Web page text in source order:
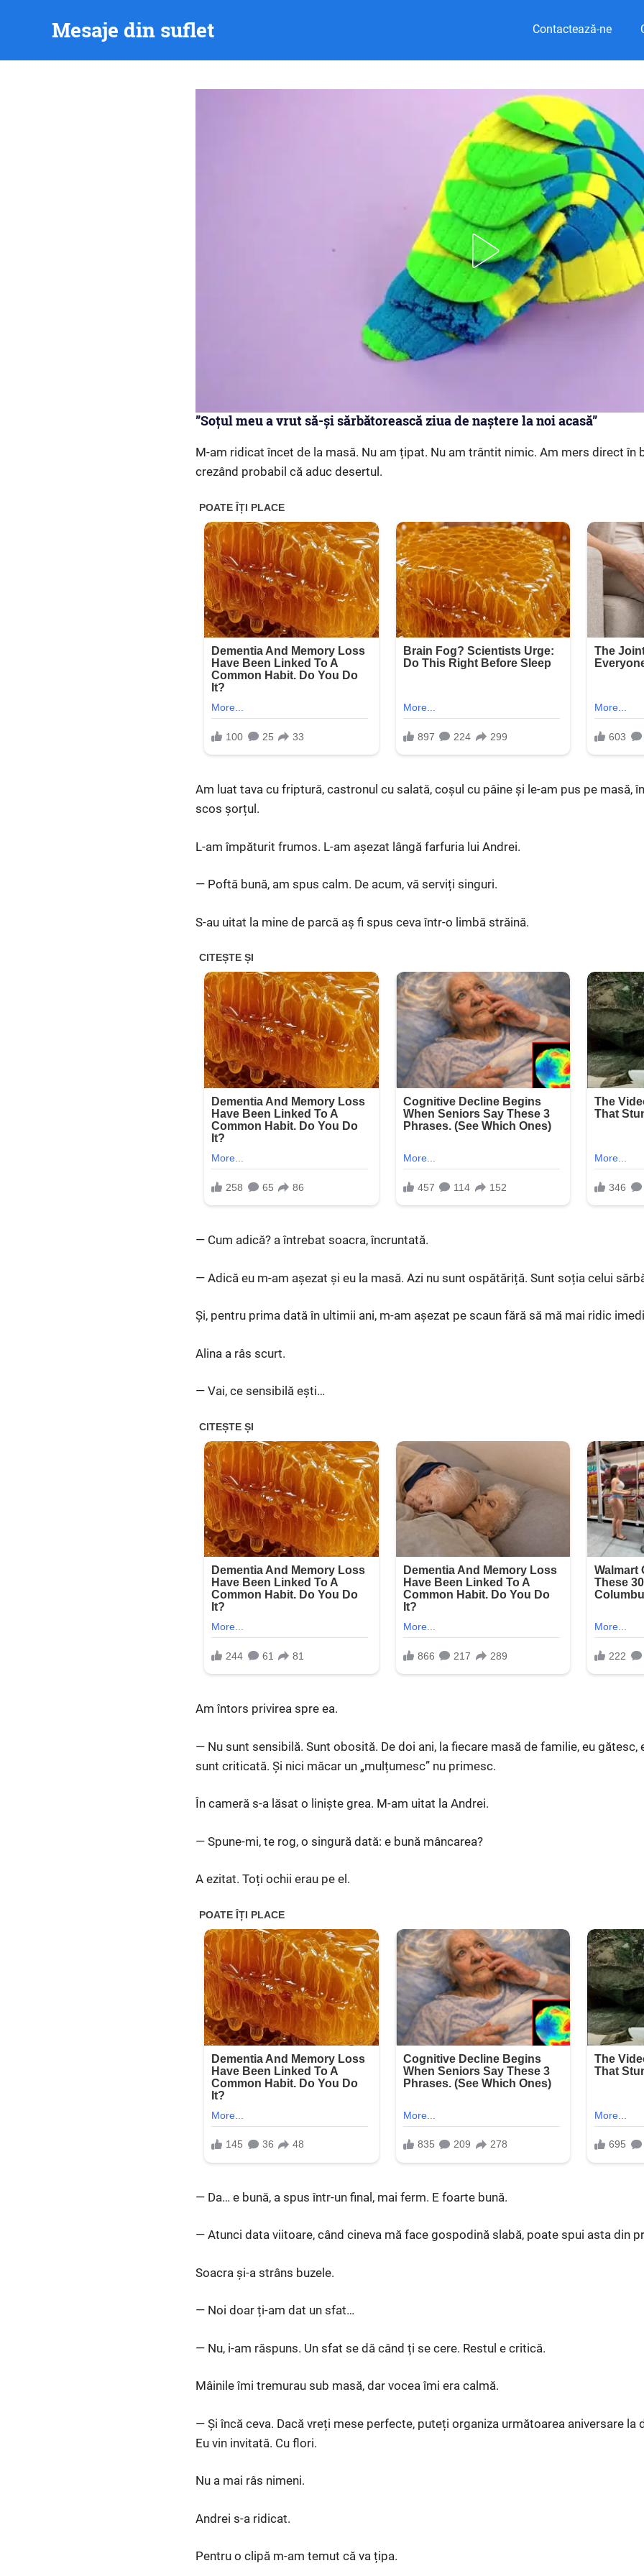
Mesaje din suflet Contactează-ne
”Soțul meu a vrut să-și sărbătorească ziua de naștere la noi acasă”
M-am ridicat încet de la masă. Nu am țipat. Nu am trântit nimic. Am mers direct în
crezând probabil că aduc desertul.
Am luat tava cu friptură, castronul cu salată, coșul cu pâine și le-am pus pe masă,
scos șorțul.
L-am împăturit frumos. L-am așezat lângă farfuria lui Andrei.
— Poftă bună, am spus calm. De acum, vă serviți singuri.
S-au uitat la mine de parcă aș fi spus ceva într-o limbă străină.
— Cum adică? a întrebat soacra, încruntată.
— Adică eu m-am așezat și eu la masă. Azi nu sunt ospătăriță. Sunt soția celui
Și, pentru prima dată în ultimii ani, m-am așezat pe scaun fără să mă mai ridic
Alina a râs scurt.
— Vai, ce sensibilă ești…
Am întors privirea spre ea.
— Nu sunt sensibilă. Sunt obosită. De doi ani, la fiecare masă de familie, eu gătesc,
sunt criticată. Și nici măcar un „mulțumesc” nu primesc.
În cameră s-a lăsat o liniște grea. M-am uitat la Andrei.
— Spune-mi, te rog, o singură dată: e bună mâncarea?
A ezitat. Toți ochii erau pe el.
— Da… e bună, a spus într-un final, mai ferm. E foarte bună.
— Atunci data viitoare, când cineva mă face gospodină slabă, poate spui asta din
Soacra și-a strâns buzele.
— Noi doar ți-am dat un sfat…
— Nu, i-am răspuns. Un sfat se dă când ți se cere. Restul e critică.
Mâinile îmi tremurau sub masă, dar vocea îmi era calmă.
— Și încă ceva. Dacă vreți mese perfecte, puteți organiza următoarea aniversare la
Eu vin invitată. Cu flori.
Nu a mai râs nimeni.
Andrei s-a ridicat.
Pentru o clipă m-am temut că va țipa.